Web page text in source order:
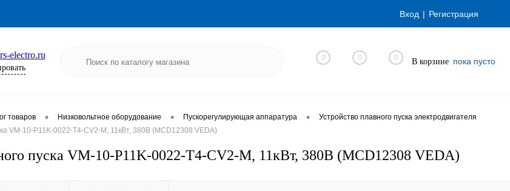
Вход Регистрация
electro.ru 0 0 0 В корзине пока пусто
товаров • Низковольтное оборудование • Пускорегулирующая аппаратура • Устройство плавного пуска электродвигателя
VM-10-P11K-0022-T4-CV2-M, 11кВт, 380В (MCD12308 VEDA)
пуска VM-10-P11K-0022-T4-CV2-M, 11кВт, 380В (MCD12308 VEDA)